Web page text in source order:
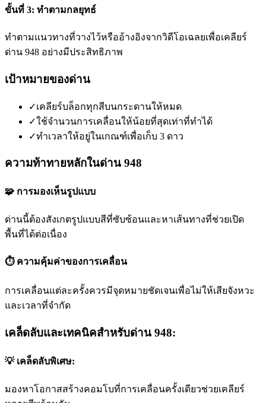
ขั้นที่ 3: ทำตามกลยุทธ์
ทำตามแนวทางที่วางไว้หรืออ้างอิงจากวิดีโอเฉลยเพื่อเคลียร์
ด่าน 948 อย่างมีประสิทธิภาพ
เป้าหมายของด่าน
✓เคลียร์บล็อกทุกสีบนกระดานให้หมด
✓ใช้จำนวนการเคลื่อนให้น้อยที่สุดเท่าที่ทำได้
✓ทำเวลาให้อยู่ในเกณฑ์เพื่อเก็บ 3 ดาว
ความท้าทายหลักในด่าน 948
🧩 การมองเห็นรูปแบบ
ด่านนี้ต้องสังเกตรูปแบบสีที่ซับซ้อนและหาเส้นทางที่ช่วยเปิด
พื้นที่ได้ต่อเนื่อง
⏱️ ความคุ้มค่าของการเคลื่อน
การเคลื่อนแต่ละครั้งควรมีจุดหมายชัดเจนเพื่อไม่ให้เสียจังหวะ
และเวลาที่จำกัด
เคล็ดลับและเทคนิคสำหรับด่าน 948:
💡 เคล็ดลับพิเศษ:
มองหาโอกาสสร้างคอมโบที่การเคลื่อนครั้งเดียวช่วยเคลียร์